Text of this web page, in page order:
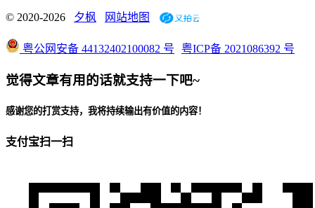
© 2020-2026 夕枫 网站地图
粤公网安备 44132402100082 号 粤ICP备 2021086392 号
觉得文章有用的话就支持一下吧~
感谢您的打赏支持，我将持续输出有价值的内容！
支付宝扫一扫